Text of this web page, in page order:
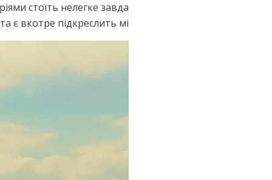
стоїть нелегке завдання не лише забезпечити
є вкотре підкреслить міжнародним партнерам